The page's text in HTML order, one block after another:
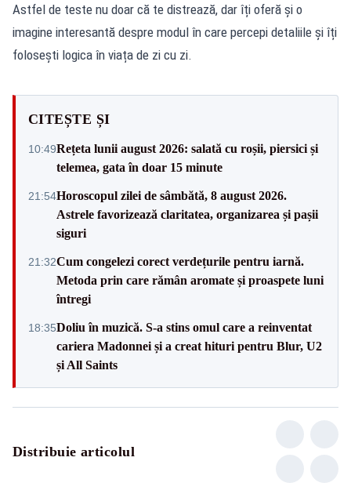
Astfel de teste nu doar că te distrează, dar îți oferă și o
imagine interesantă despre modul în care percepi detaliile și îți
folosești logica în viața de zi cu zi.
CITEȘTE ȘI
10:49Rețeta lunii august 2026: salată cu roșii, piersici și
telemea, gata în doar 15 minute
21:54Horoscopul zilei de sâmbătă, 8 august 2026.
Astrele favorizează claritatea, organizarea și pașii
siguri
21:32Cum congelezi corect verdețurile pentru iarnă.
Metoda prin care rămân aromate și proaspete luni
întregi
18:35Doliu în muzică. S-a stins omul care a reinventat
cariera Madonnei și a creat hituri pentru Blur, U2
și All Saints
Distribuie articolul